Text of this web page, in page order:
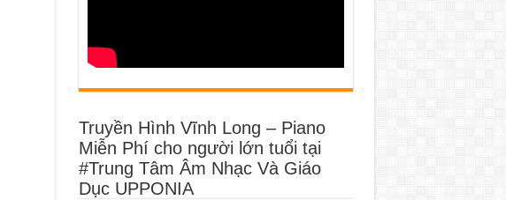
Truyền Hình Vĩnh Long – Piano
Miễn Phí cho người lớn tuổi tại
#Trung Tâm Âm Nhạc Và Giáo
Dục UPPONIA